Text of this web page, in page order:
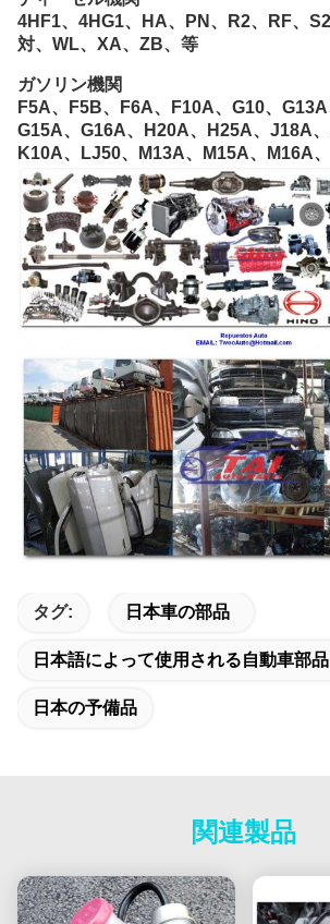
4HF1、4HG1、HA、PN、R2、RF、
対、WL、XA、ZB、等
ガソリン機関
F5A、F5B、F6A、F10A、G10、G13A
G15A、G16A、H20A、H25A、J18A
K10A、LJ50、M13A、M15A、M16A
タグ: 日本車の部品
日本語によって使用される自動車部品
日本の予備品
関連製品